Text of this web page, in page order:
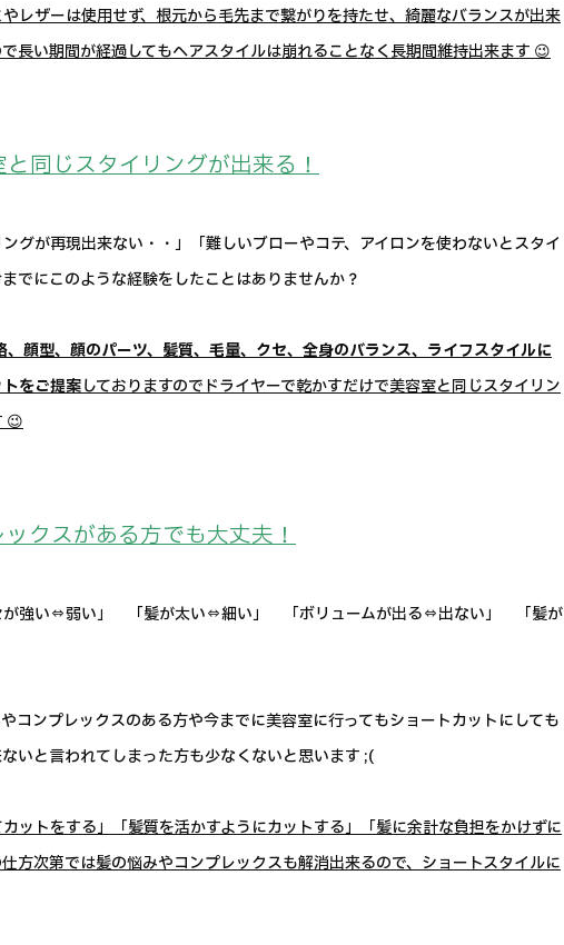
レザーは使用せず、根元から毛先まで繋がりを持たせ、綺麗なバランスが出来
長い期間が経過してもヘアスタイルは崩れることなく長期間維持出来ます 😉
同じスタイリングが出来る！
ングが再現出来ない・・」「難しいブローやコテ、アイロンを使わないとスタイ
でにこのような経験をしたことはありませんか？
顔型、顔のパーツ、髪質、毛量、クセ、全身のバランス、ライフスタイルに
をご提案しておりますのでドライヤーで乾かすだけで美容室と同じスタイリン
😉
クスがある方でも大丈夫！
が強い⇔弱い」 「髪が太い⇔細い」 「ボリュームが出る⇔出ない」 「髪が
コンプレックスのある方や今までに美容室に行ってもショートカットにしても
いと言われてしまった方も少なくないと思います ;(
ットをする」「髪質を活かすようにカットする」「髪に余計な負担をかけずに
方次第では髪の悩みやコンプレックスも解消出来るので、ショートスタイルに